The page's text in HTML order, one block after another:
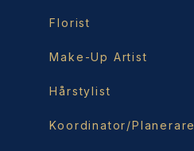
Florist
Make-Up Artist
Hårstylist
Koordinator/Planerare